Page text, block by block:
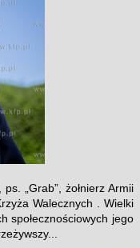
„Grab”, żołnierz Armii
Walecznych . Wielki
społecznościowych jego